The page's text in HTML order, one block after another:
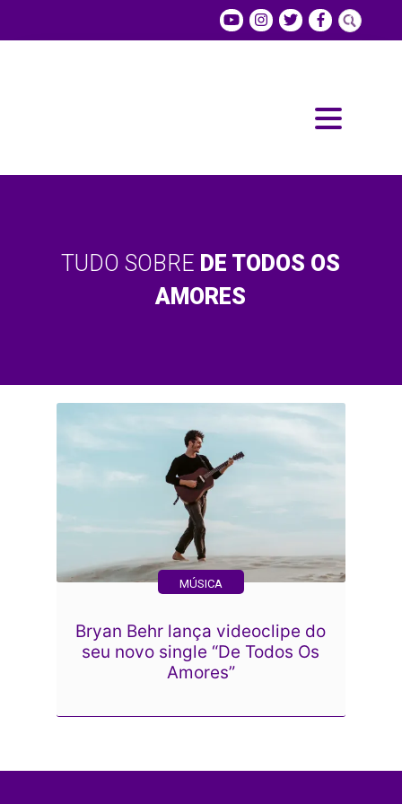
TUDO SOBRE DE TODOS OS
AMORES
MÚSICA
Bryan Behr lança videoclipe do
seu novo single “De Todos Os
Amores”